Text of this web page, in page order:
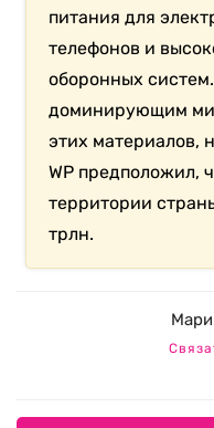
питания для
телефонов и
оборонных
доминирующим
этих материалов,
WP предположил,
территории
трлн.